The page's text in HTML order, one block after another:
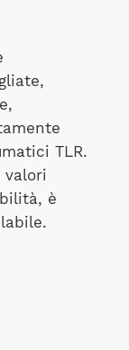
TLR.
valori
è